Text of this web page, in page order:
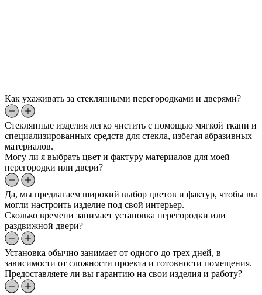
Как ухаживать за стеклянными перегородками и дверями?
Стеклянные изделия легко чистить с помощью мягкой ткани и
специализированных средств для стекла, избегая абразивных
материалов.
Могу ли я выбрать цвет и фактуру материалов для моей
перегородки или двери?
Да, мы предлагаем широкий выбор цветов и фактур, чтобы вы
могли настроить изделие под свой интерьер.
Сколько времени занимает установка перегородки или
раздвижной двери?
Установка обычно занимает от одного до трех дней, в
зависимости от сложности проекта и готовности помещения.
Предоставляете ли вы гарантию на свои изделия и работу?